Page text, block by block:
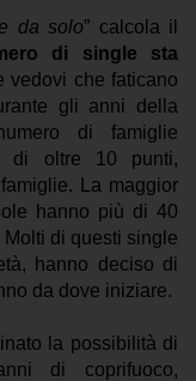
da solo” calcola il
di single sta
vedovi che faticano
gli anni della
di famiglie
di oltre 10 punti,
La maggior
hanno più di 40
di questi single
hanno deciso di
da dove iniziare.
la possibilità di
di coprifuoco,